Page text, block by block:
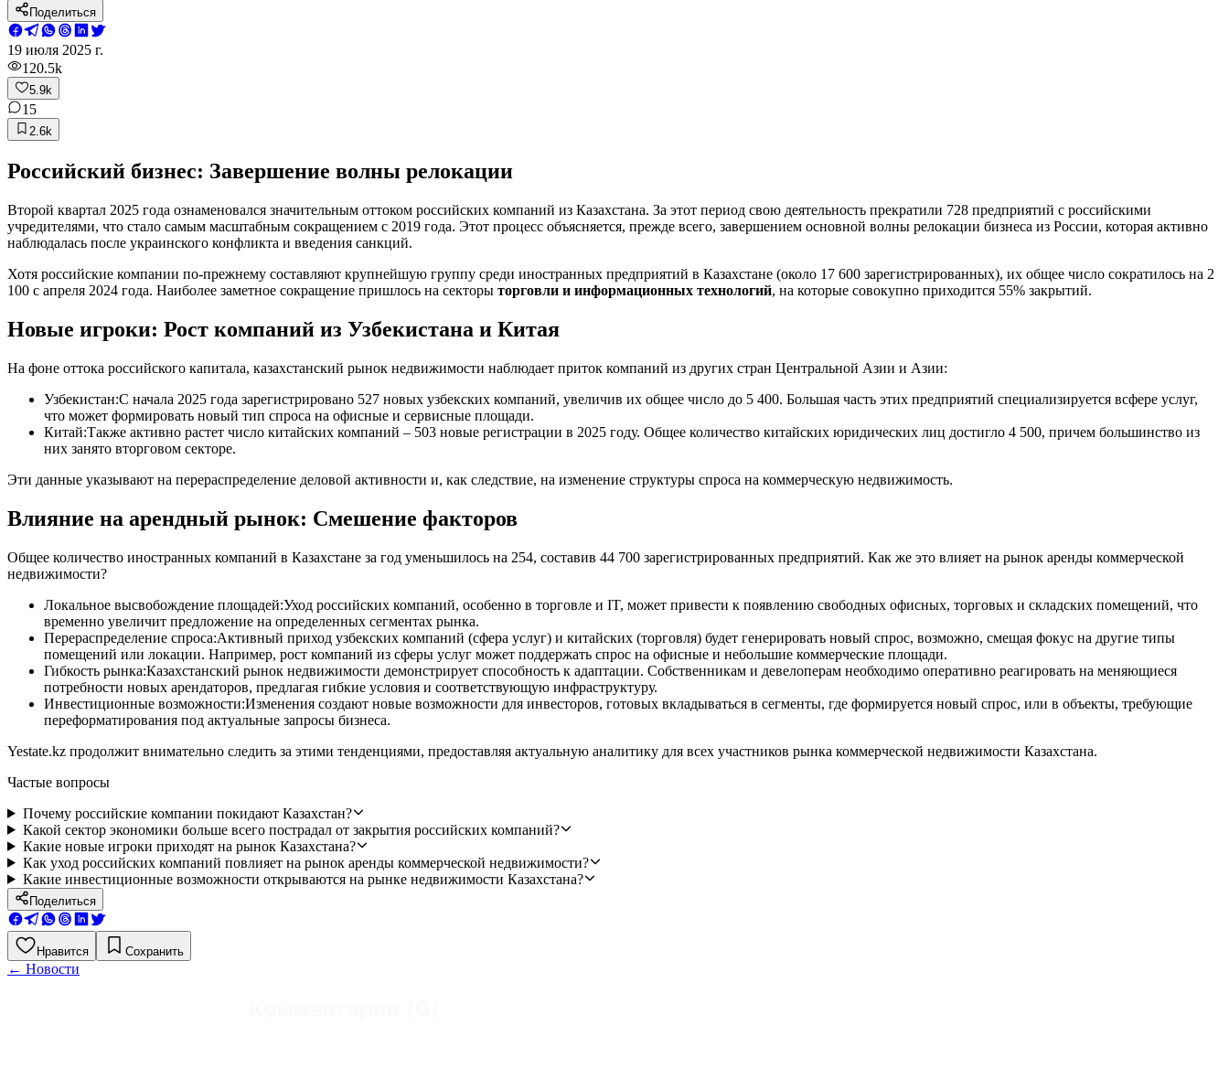
Поделиться
19 июля 2025 г.
120.5k
5.9k
15
2.6k
Российский бизнес: Завершение волны релокации
Второй квартал 2025 года ознаменовался значительным оттоком российских компаний из Казахстана. За этот период свою деятельность прекратили 728 предприятий с российскими
учредителями, что стало самым масштабным сокращением с 2019 года. Этот процесс объясняется, прежде всего, завершением основной волны релокации бизнеса из России, которая активно
наблюдалась после украинского конфликта и введения санкций.
Хотя российские компании по-прежнему составляют крупнейшую группу среди иностранных предприятий в Казахстане (около 17 600 зарегистрированных), их общее число сократилось на 2
100 с апреля 2024 года. Наиболее заметное сокращение пришлось на секторы торговли и информационных технологий, на которые совокупно приходится 55% закрытий.
Новые игроки: Рост компаний из Узбекистана и Китая
На фоне оттока российского капитала, казахстанский рынок недвижимости наблюдает приток компаний из других стран Центральной Азии и Азии:
Узбекистан:С начала 2025 года зарегистрировано 527 новых узбекских компаний, увеличив их общее число до 5 400. Большая часть этих предприятий специализируется всфере услуг,
что может формировать новый тип спроса на офисные и сервисные площади.
Китай:Также активно растет число китайских компаний – 503 новые регистрации в 2025 году. Общее количество китайских юридических лиц достигло 4 500, причем большинство из
них занято вторговом секторе.
Эти данные указывают на перераспределение деловой активности и, как следствие, на изменение структуры спроса на коммерческую недвижимость.
Влияние на арендный рынок: Смешение факторов
Общее количество иностранных компаний в Казахстане за год уменьшилось на 254, составив 44 700 зарегистрированных предприятий. Как же это влияет на рынок аренды коммерческой
недвижимости?
Локальное высвобождение площадей:Уход российских компаний, особенно в торговле и IT, может привести к появлению свободных офисных, торговых и складских помещений, что
временно увеличит предложение на определенных сегментах рынка.
Перераспределение спроса:Активный приход узбекских компаний (сфера услуг) и китайских (торговля) будет генерировать новый спрос, возможно, смещая фокус на другие типы
помещений или локации. Например, рост компаний из сферы услуг может поддержать спрос на офисные и небольшие коммерческие площади.
Гибкость рынка:Казахстанский рынок недвижимости демонстрирует способность к адаптации. Собственникам и девелоперам необходимо оперативно реагировать на меняющиеся
потребности новых арендаторов, предлагая гибкие условия и соответствующую инфраструктуру.
Инвестиционные возможности:Изменения создают новые возможности для инвесторов, готовых вкладываться в сегменты, где формируется новый спрос, или в объекты, требующие
переформатирования под актуальные запросы бизнеса.
Yestate.kz продолжит внимательно следить за этими тенденциями, предоставляя актуальную аналитику для всех участников рынка коммерческой недвижимости Казахстана.
Частые вопросы
Почему российские компании покидают Казахстан?
Какой сектор экономики больше всего пострадал от закрытия российских компаний?
Какие новые игроки приходят на рынок Казахстана?
Как уход российских компаний повлияет на рынок аренды коммерческой недвижимости?
Какие инвестиционные возможности открываются на рынке недвижимости Казахстана?
Поделиться
Нравится Сохранить
← Новости